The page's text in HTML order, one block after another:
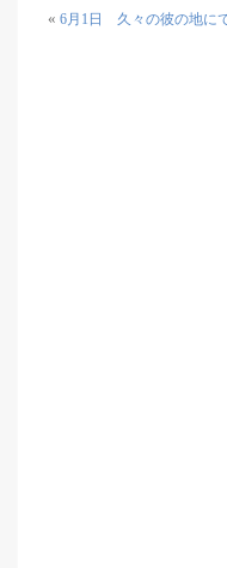
« 6月1日 久々の彼の地に